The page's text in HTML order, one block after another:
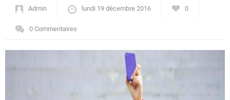
Actualités
Admin lundi 19 décembre 2016 0
0 Commentaires